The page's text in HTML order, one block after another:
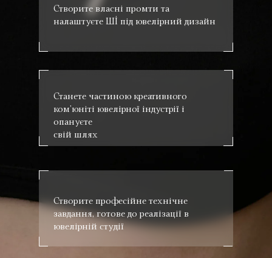
Створите власні промти та
налаштуєте ШІ під ювелірний дизайн
Станете частиною креативного
ком’юніті ювелірної індустрії і
опануєте
свій шлях
Створите професійне технічне
завдання, готове до реалізації в
ювелірній студії